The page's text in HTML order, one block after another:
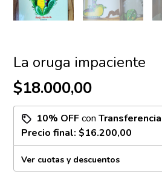
La oruga impaciente
$18.000,00
10% OFFconTransferencia
Precio final:$16.200,00
Ver cuotas y descuentos